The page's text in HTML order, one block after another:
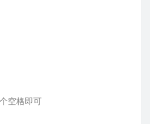
空格即可